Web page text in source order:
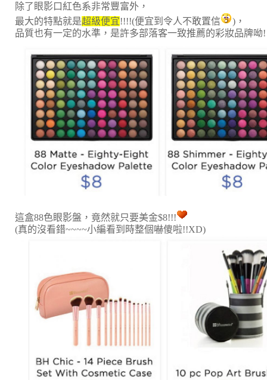
除了眼影口紅色系非常豐富外，
最大的特點就是超級便宜!!!!(便宜到令人不敢置信
)，
品質也有一定的水準，是許多部落客一致推薦的彩妝品牌呦!
這盒88色眼影盤，竟然就只要美金$8!!!
(真的沒看錯~~~~小編看到時整個嚇傻啦!!XD)